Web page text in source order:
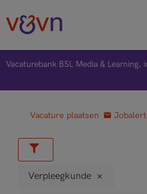
Vacaturebank BSL Media & Learning,
Vacature plaatsen Jobalert
Verpleegkunde